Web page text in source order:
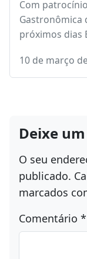
Com
Gastronômica
próximos dias
10 de março
Deixe
O seu
publicado.
marcados
Comentário